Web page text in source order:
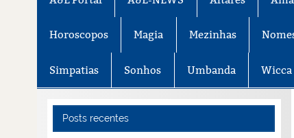
Horoscopos Magia Mezinhas
Simpatias Sonhos Umbanda Wicca
Posts recentes